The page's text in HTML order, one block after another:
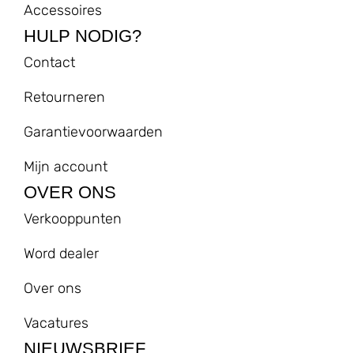
Accessoires
HULP NODIG?
Contact
Retourneren
Garantievoorwaarden
Mijn account
OVER ONS
Verkooppunten
Word dealer
Over ons
Vacatures
NIEUWSBRIEF